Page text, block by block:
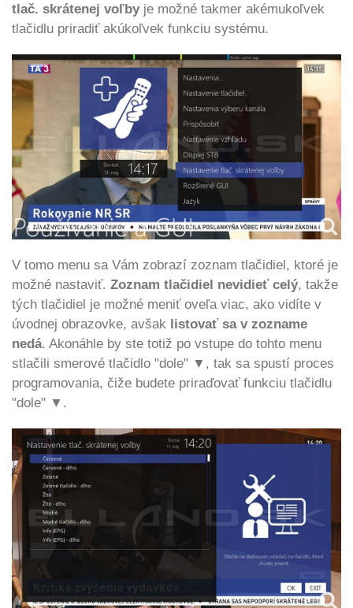
tlač. skrátenej voľbyje možné takmer akémukoľvek
tlačidlu priradiť akúkoľvek funkciu systému.
V tomo menu sa Vám zobrazí zoznam tlačidiel, ktoré je
možné nastaviť. Zoznam tlačidiel nevidieť celý, takže
tých tlačidiel je možné meniť oveľa viac, ako vidíte v
úvodnej obrazovke, avšak listovať sa v zozname
nedá. Akonáhle by ste totiž po vstupe do tohto menu
stlačili smerové tlačidlo "dole" ▼, tak sa spustí proces
programovania, čiže budete priraďovať funkciu tlačidlu
"dole" ▼.